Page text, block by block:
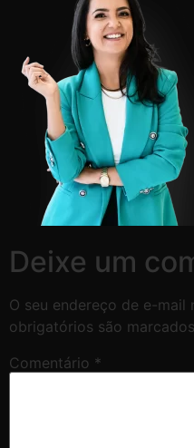
Deixe um
O seu endereço de e-mail
obrigatórios são
Comentário *